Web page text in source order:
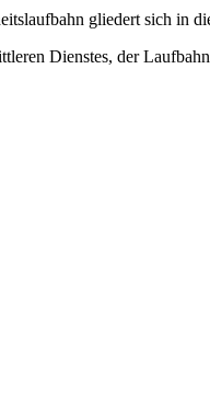
gliedert sich in
Dienstes, der